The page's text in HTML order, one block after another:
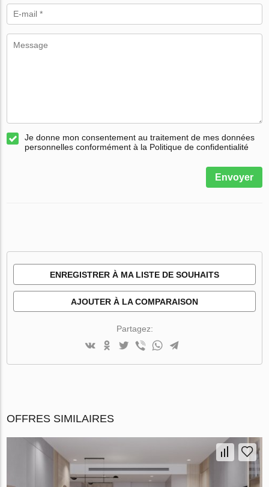
Je donne mon consentement au traitement de mes données
personnelles conformément à la Politique de confidentialité
Envoyer
ENREGISTRER À MA LISTE DE SOUHAITS
AJOUTER À LA COMPARAISON
Partagez:
OFFRES SIMILAIRES